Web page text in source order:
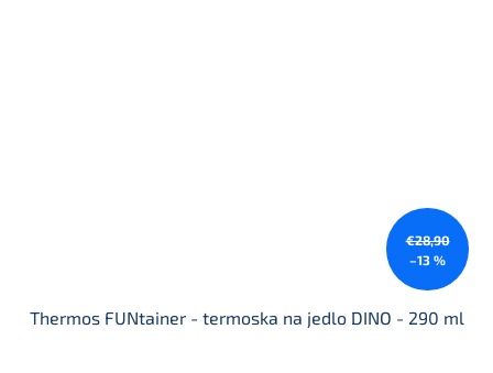
€28,90
–13 %
Thermos FUNtainer - termoska na jedlo DINO - 290 ml